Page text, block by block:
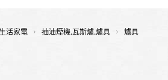
活家電 抽油煙機.瓦斯爐.爐具 爐具